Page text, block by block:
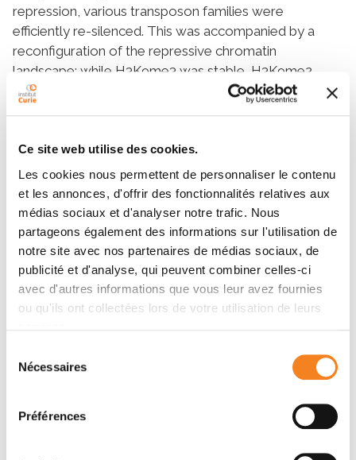
Ce site web utilise des cookies.
Les cookies nous permettent de personnaliser le contenu
et les annonces, d'offrir des fonctionnalités relatives aux
médias sociaux et d'analyser notre trafic. Nous
partageons également des informations sur l'utilisation de
notre site avec nos partenaires de médias sociaux, de
publicité et d'analyse, qui peuvent combiner celles-ci
avec d'autres informations que vous leur avez fournies
ou qu'ils ont collectées lors de votre utilisation de leurs
Nécessaires
Préférences
repression, various transposon families were
efficiently re-silenced. This was accompanied by a
reconfiguration of the repressive chromatin
landscape: while H3K9me3 was stable, H3K9me2
globally disappeared and H3K27me3 accumulated at
transposon families or different territories within the
same family, defining three functional categories of
adaptive chromatin responses to DNA methylation
loss. Our work highlights that H3K9me3 and, most
importantly, polycomb-mediated H3K27me3
chromatin pathways can secure the control of a large
spectrum of transposons in periods of intense DNA
methylation change, ensuring longstanding genome
stability.
Equipes
Décisions épigénétiques et reproduction